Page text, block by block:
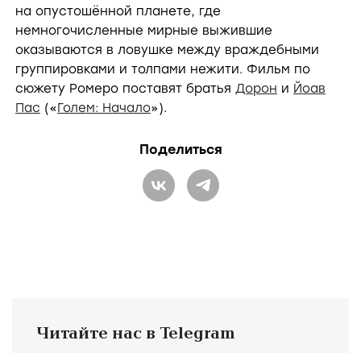
на опустошённой планете, где
немногочисленные мирные выжившие
оказываются в ловушке между враждебными
группировками и толпами нежити. Фильм по
сюжету Ромеро поставят братья Дорон и Йоав
Пас («Голем: Начало»).
Поделиться
Читайте нас в Telegram